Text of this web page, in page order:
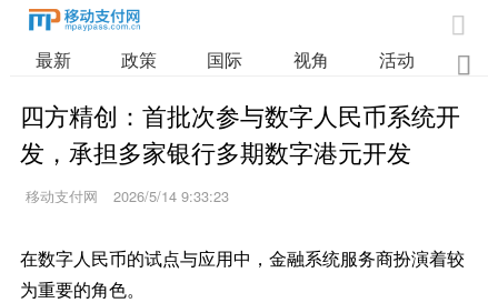

最新 政策 国际 视角 活动 业

四方精创：首批次参与数字人民币系统开
发，承担多家银行多期数字港元开发
移动支付网 2026/5/14 9:33:23
在数字人民币的试点与应用中，金融系统服务商扮演着较
为重要的角色。